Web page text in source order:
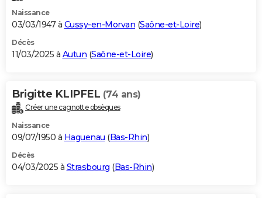
Naissance
03/03/1947 à Cussy-en-Morvan (Saône-et-Loire)
Décès
11/03/2025 à Autun (Saône-et-Loire)
Brigitte KLIPFEL (74 ans)
Créer une cagnotte obsèques
Naissance
09/07/1950 à Haguenau (Bas-Rhin)
Décès
04/03/2025 à Strasbourg (Bas-Rhin)